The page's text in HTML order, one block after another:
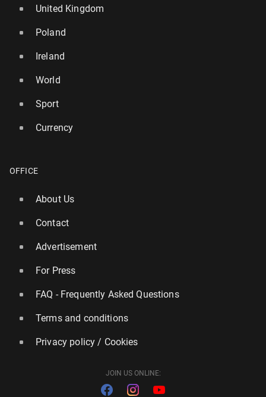
United Kingdom
Poland
Ireland
World
Sport
Currency
OFFICE
About Us
Contact
Advertisement
For Press
FAQ - Frequently Asked Questions
Terms and conditions
Privacy policy / Cookies
JOIN US ONLINE: